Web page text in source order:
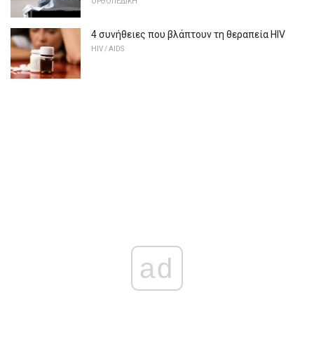
4 συνήθειες που βλάπτουν τη θεραπεία HIV
HIV / AIDS
ad